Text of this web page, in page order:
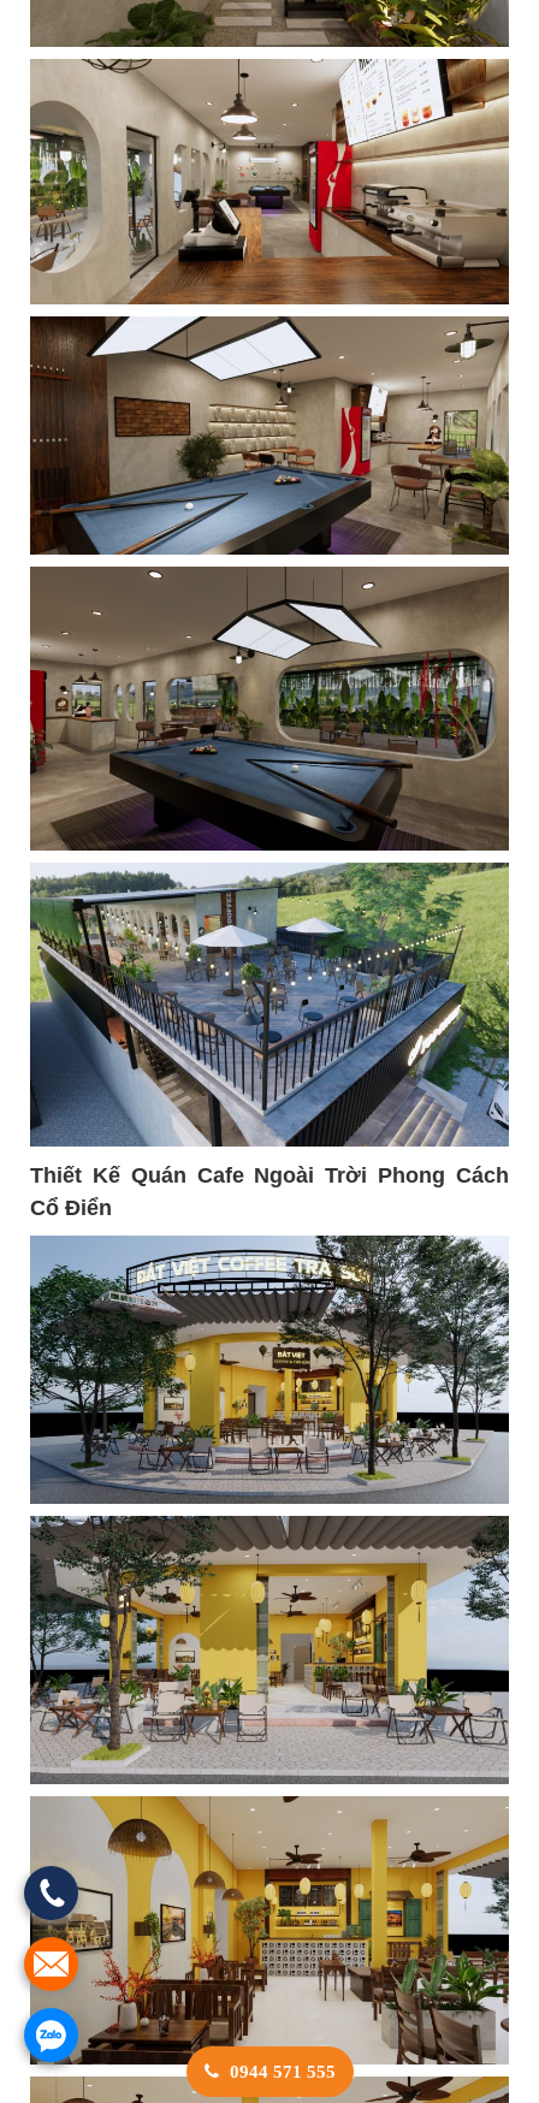
Thiết Kế Quán Cafe Ngoài Trời Phong Cách
Cổ Điển
0944 571 555